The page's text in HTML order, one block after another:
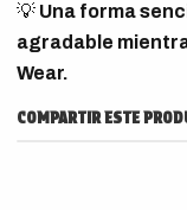
💡 Una forma
agradable
Wear.
COMPARTIR ESTE